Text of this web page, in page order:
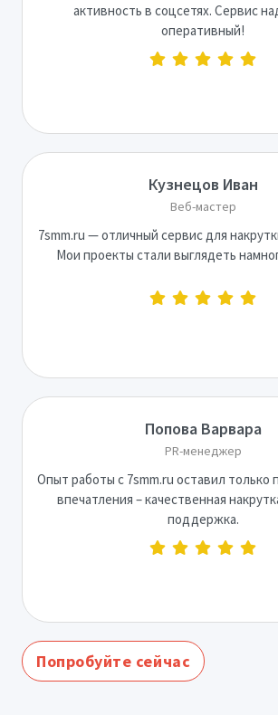
активность в соцсетях. Сервис
оперативный!
Кузнецов Иван
Веб-мастер
7smm.ru — отличный сервис для
Мои проекты стали выглядеть
Попова Варвара
PR-менеджер
Опыт работы с 7smm.ru оставил
впечатления – качественная
поддержка.
Попробуйте сейчас